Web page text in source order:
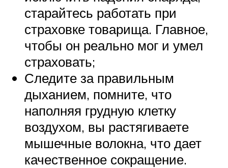
старайтесь работать при
страховке товарища. Главное,
чтобы он реально мог и умел
страховать;
Следите за правильным
дыханием, помните, что
наполняя грудную клетку
воздухом, вы растягиваете
мышечные волокна, что дает
качественное сокращение.